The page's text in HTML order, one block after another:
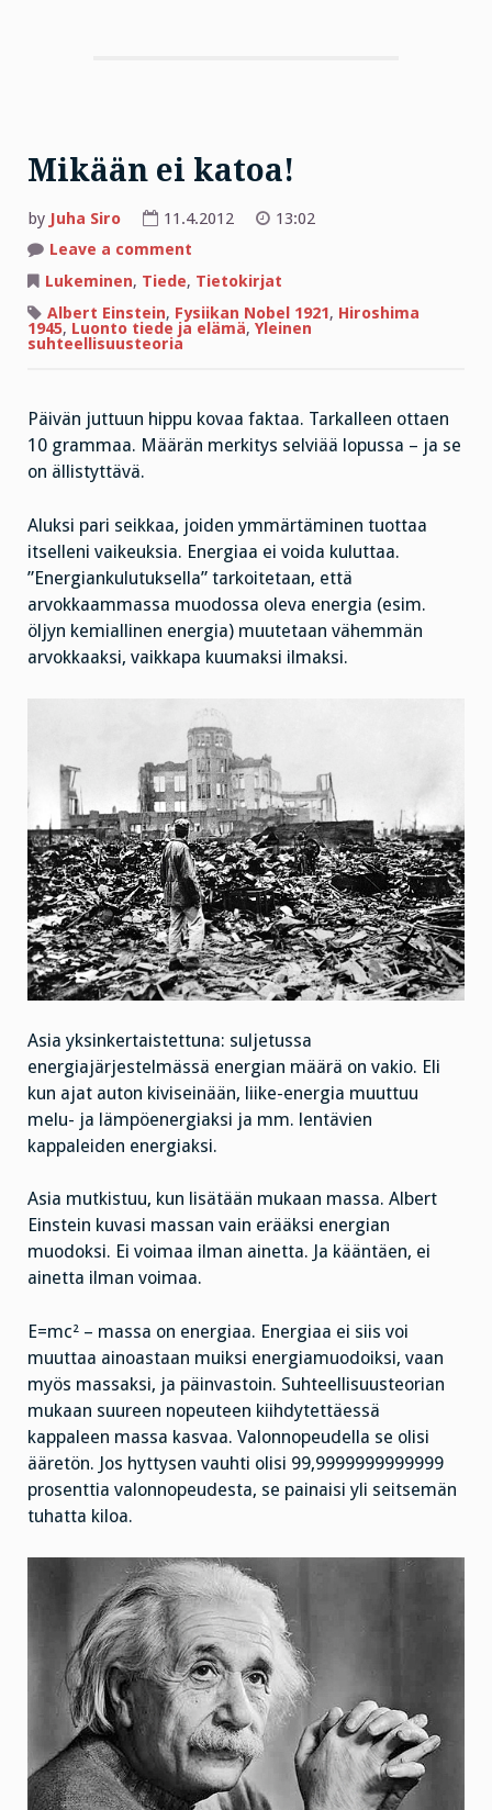
Mikään ei katoa!
by Juha Siro 11.4.2012
13:02
Leave a comment
ei
Lukeminen, Tiede, Tietokirjat
Albert Einstein, Fysiikan Nobel 1921, Hiroshima
1945, Luonto tiede ja elämä, Yleinen
suhteellisuusteoria
Päivän juttuun hippu kovaa faktaa. Tarkalleen ottaen
10 grammaa. Määrän merkitys selviää lopussa – ja se
on ällistyttävä.
Aluksi pari seikkaa, joiden ymmärtäminen tuottaa
itselleni vaikeuksia. Energiaa ei voida kuluttaa.
”Energiankulutuksella” tarkoitetaan, että
arvokkaammassa muodossa oleva energia (esim.
öljyn kemiallinen energia) muutetaan vähemmän
arvokkaaksi, vaikkapa kuumaksi ilmaksi.
Asia yksinkertaistettuna: suljetussa
energiajärjestelmässä energian määrä on vakio. Eli
kun ajat auton kiviseinään, liike-energia muuttuu
melu- ja lämpöenergiaksi ja mm. lentävien
kappaleiden energiaksi.
Asia mutkistuu, kun lisätään mukaan massa. Albert
Einstein kuvasi massan vain erääksi energian
muodoksi. Ei voimaa ilman ainetta. Ja kääntäen, ei
ainetta ilman voimaa.
E=mc² – massa on energiaa. Energiaa ei siis voi
muuttaa ainoastaan muiksi energiamuodoiksi, vaan
myös massaksi, ja päinvastoin. Suhteellisuusteorian
mukaan suureen nopeuteen kiihdytettäessä
kappaleen massa kasvaa. Valonnopeudella se olisi
ääretön. Jos hyttysen vauhti olisi 99,9999999999999
prosenttia valonnopeudesta, se painaisi yli seitsemän
tuhatta kiloa.